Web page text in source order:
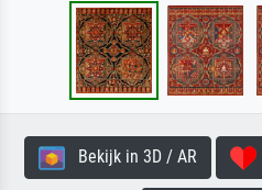
Bekijk in 3D / AR